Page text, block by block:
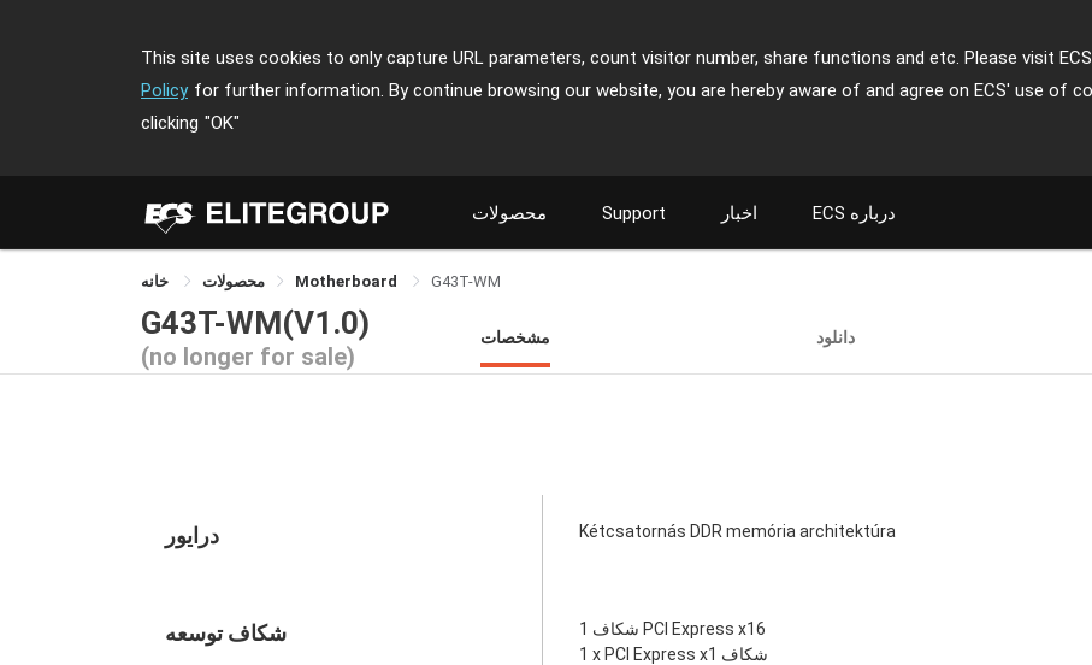
This site uses cookies to only capture URL parameters, count visitor number, share functions and etc. Please visit
Policy for further information. By continue browsing our website, you are hereby aware of and agree on ECS' use of
clicking "OK"
محصولات Support اخبار ECS درباره
محصولات Motherboard G43T-WM
G43T-WM(V1.0)
(no longer for sale)
مشخصات دانلود
درایور Kétcsatornás DDR memória architektúra
شکاف توسعه
1 شکاف PCI Express x16
1 x PCI Express x1 شکاف